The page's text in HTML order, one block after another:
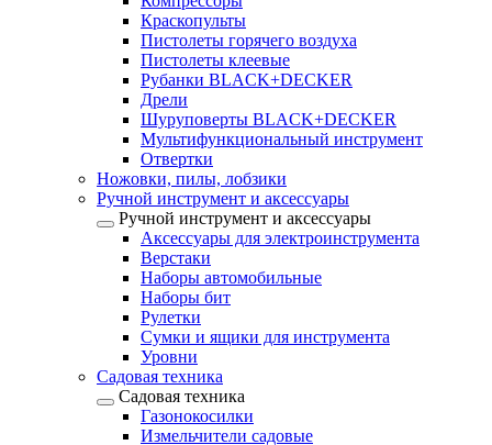
Краскопульты
Пистолеты горячего воздуха
Пистолеты клеевые
Рубанки BLACK+DECKER
Дрели
Шуруповерты BLACK+DECKER
Мультифункциональный инструмент
Отвертки
Ножовки, пилы, лобзики
Ручной инструмент и аксессуары
Ручной инструмент и аксессуары
Аксессуары для электроинструмента
Верстаки
Наборы автомобильные
Наборы бит
Рулетки
Сумки и ящики для инструмента
Уровни
Садовая техника
Садовая техника
Газонокосилки
Измельчители садовые